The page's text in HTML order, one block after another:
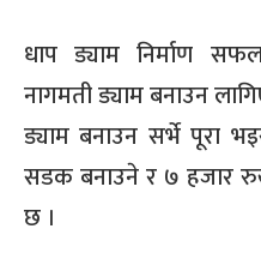
धाप ड्याम निर्माण
नागमती ड्याम बनाउन
ड्याम बनाउन सर्भे पूरा
सडक बनाउने र ७ हजार
छ ।